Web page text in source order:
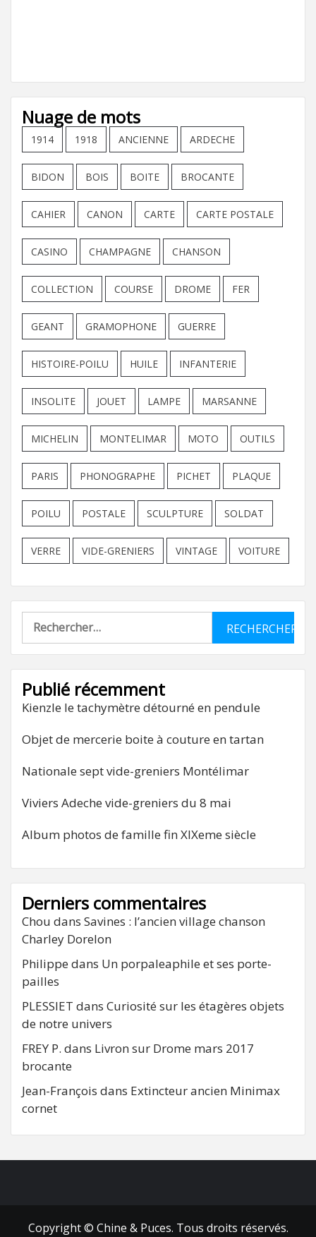
Nuage de mots
1914 1918 ANCIENNE ARDECHE
BIDON BOIS BOITE BROCANTE
CAHIER CANON CARTE CARTE POSTALE
CASINO CHAMPAGNE CHANSON
COLLECTION COURSE DROME FER
GEANT GRAMOPHONE GUERRE
HISTOIRE-POILU HUILE INFANTERIE
INSOLITE JOUET LAMPE MARSANNE
MICHELIN MONTELIMAR MOTO OUTILS
PARIS PHONOGRAPHE PICHET PLAQUE
POILU POSTALE SCULPTURE SOLDAT
VERRE VIDE-GRENIERS VINTAGE VOITURE
Rechercher :
Publié récemment
Kienzle le tachymètre détourné en pendule
Objet de mercerie boite à couture en tartan
Nationale sept vide-greniers Montélimar
Viviers Adeche vide-greniers du 8 mai
Album photos de famille fin XIXeme siècle
Derniers commentaires
Chou dans Savines : l’ancien village chanson
Charley Dorelon
Philippe dans Un porpaleaphile et ses porte-
pailles
PLESSIET dans Curiosité sur les étagères objets
de notre univers
FREY P. dans Livron sur Drome mars 2017
brocante
Jean-François dans Extincteur ancien Minimax
cornet
Copyright © Chine & Puces. Tous droits réservés.